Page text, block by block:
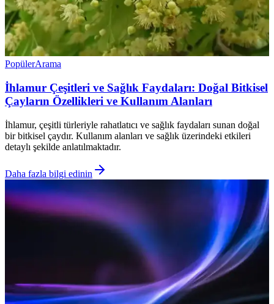
PopülerArama
İhlamur Çeşitleri ve Sağlık Faydaları: Doğal Bitkisel
Çayların Özellikleri ve Kullanım Alanları
İhlamur, çeşitli türleriyle rahatlatıcı ve sağlık faydaları sunan doğal
bir bitkisel çaydır. Kullanım alanları ve sağlık üzerindeki etkileri
detaylı şekilde anlatılmaktadır.
Daha fazla bilgi edinin